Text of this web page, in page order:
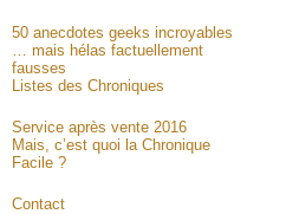
50 anecdotes geeks incroyables
… mais hélas factuellement
fausses
Listes des Chroniques
Service après vente 2016
Mais, c’est quoi la Chronique
Facile ?
Contact